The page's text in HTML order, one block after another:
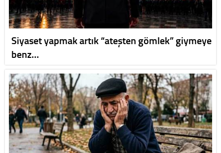
Siyaset yapmak artık “ateşten gömlek” giymeye
benz…